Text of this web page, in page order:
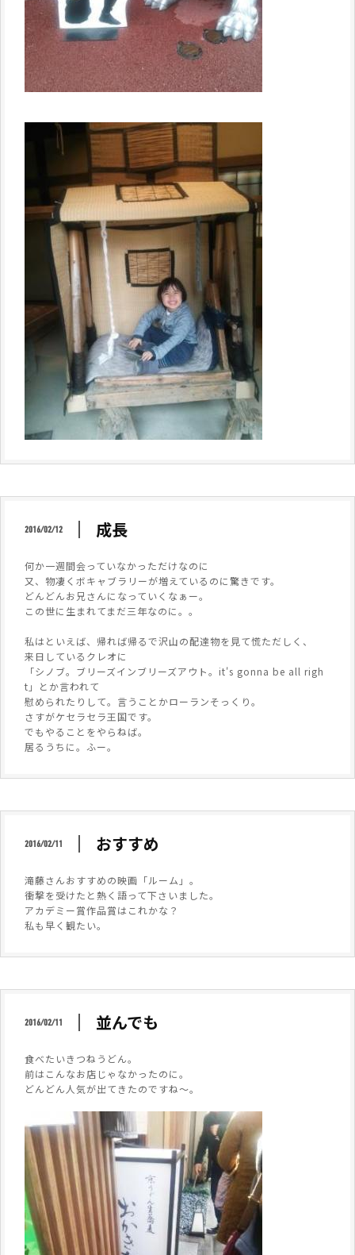
2016/02/12 成長
何か一週間会っていなかっただけなのに
又、物凄くボキャブラリーが増えているのに驚きです。
どんどんお兄さんになっていくなぁー。
この世に生まれてまだ三年なのに。。
私はといえば、帰れば帰るで沢山の配達物を見て慌ただしく、
来日しているクレオに
「シノブ。ブリーズインブリーズアウト。it's gonna be all righ
t」とか言われて
慰められたりして。言うことかローランそっくり。
さすがケセラセラ王国です。
でもやることをやらねば。
居るうちに。ふー。
2016/02/11 おすすめ
滝藤さんおすすめの映画「ルーム」。
衝撃を受けたと熱く語って下さいました。
アカデミー賞作品賞はこれかな？
私も早く観たい。
2016/02/11 並んでも
食べたいきつねうどん。
前はこんなお店じゃなかったのに。
どんどん人気が出てきたのですね～。